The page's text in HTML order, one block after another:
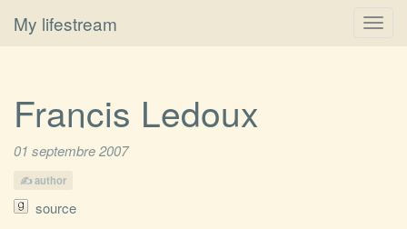
My lifestream
Francis Ledoux
01 septembre 2007
author
source